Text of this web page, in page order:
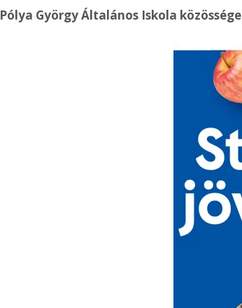
Pólya György Általános Iskola közössége